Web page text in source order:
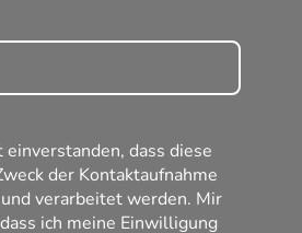
einverstanden, dass diese
der Kontaktaufnahme
verarbeitet werden. Mir
ich meine Einwilligung